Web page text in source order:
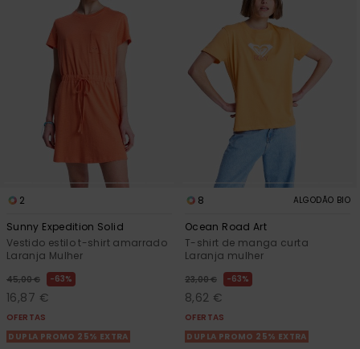
2
Sunny Expedition Solid
Vestido estilo t-shirt amarrado
Laranja Mulher
45,00 € 63%
16,87 €
OFERTAS
DUPLA PROMO 25% EXTRA
8 ALGODÃO BIO
Ocean Road Art
T-shirt de manga curta
Laranja mulher
23,00 € 63%
8,62 €
OFERTAS
DUPLA PROMO 25% EXTRA